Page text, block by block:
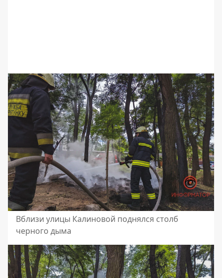
Вблизи улицы Калиновой поднялся столб
черного дыма